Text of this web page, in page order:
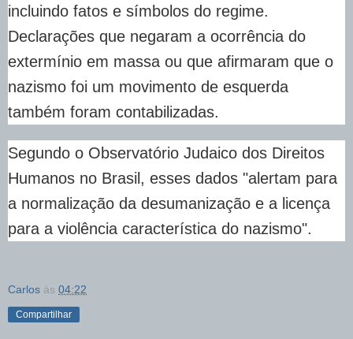
incluindo fatos e símbolos do regime.
Declarações que negaram a ocorrência do
extermínio em massa ou que afirmaram que o
nazismo foi um movimento de esquerda
também foram contabilizadas.
Segundo o Observatório Judaico dos Direitos
Humanos no Brasil, esses dados "alertam para
a normalização da desumanização e a licença
para a violência característica do nazismo".
Carlos às 04:22
Compartilhar